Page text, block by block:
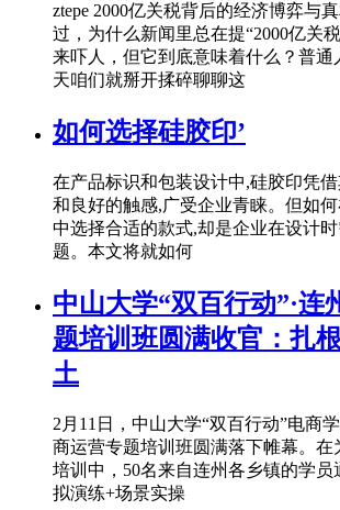
ztepe 2000亿关税背后的经济博弈与
过，为什么新闻里总在提“2000亿关
来吓人，但它到底意味着什么？普通
天咱们就掰开揉碎聊聊这
如何选择硅胶印’
在产品标识和包装设计中,硅胶印凭
和良好的触感,广受企业青睐。但如
中选择合适的款式,却是企业在设计
题。本文将就如何
中山大学“双百行动”·连
题培训班圆满收官：扎
土
2月11日，中山大学“双百行动”电商
商运营专题培训班圆满落下帷幕。在
培训中，50名来自连州各乡镇的学员
拟演练+场景实操